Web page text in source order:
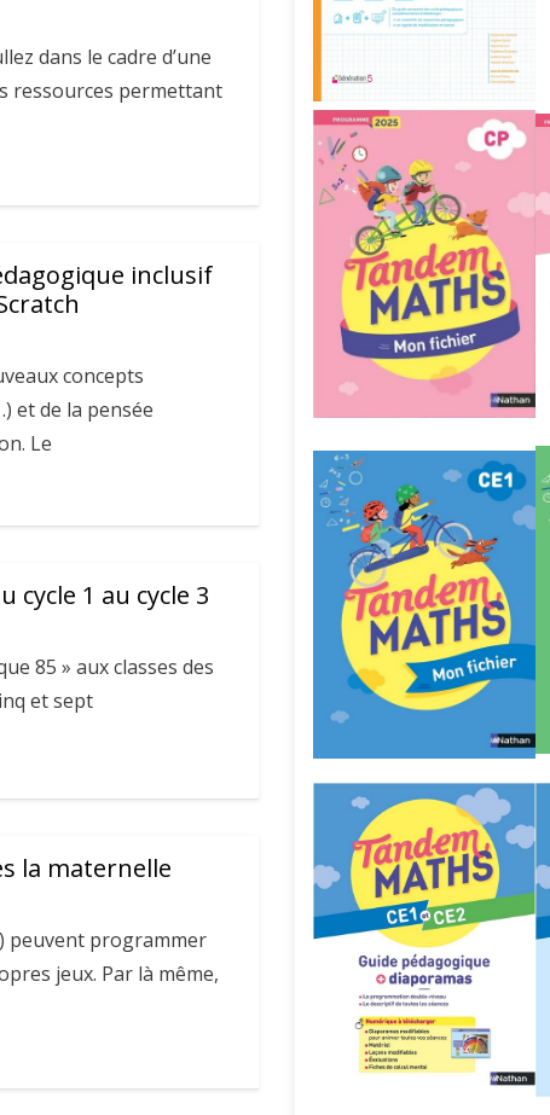
dans le cadre d’une
ressources permettant
inclusif
concepts
et de la pensée
Le
1 au cycle 3
85 » aux classes des
et sept
la maternelle
peuvent programmer
jeux. Par là même,